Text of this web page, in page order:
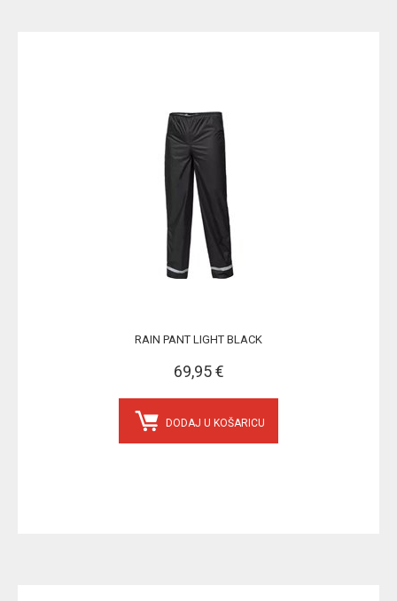
RAIN PANT LIGHT BLACK
69,95 €
DODAJ U KOŠARICU